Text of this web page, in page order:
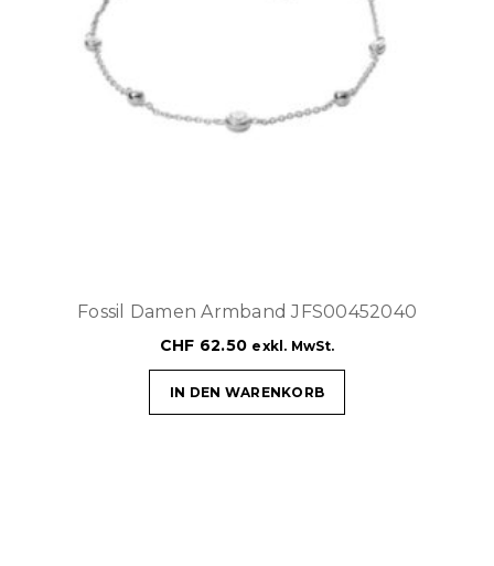
Fossil Damen Armband JFS00452040
CHF 62.50 exkl. MwSt.
IN DEN WARENKORB